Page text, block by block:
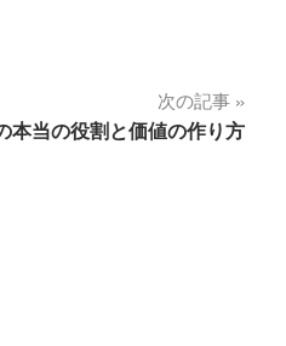
次の記事
本当の役割と価値の作り方